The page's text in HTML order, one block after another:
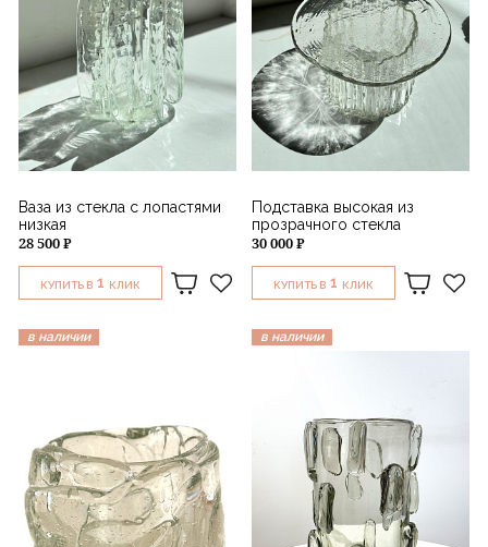
Ваза из стекла с лопастями
низкая
28 500 ₽
КУПИТЬ В 1 КЛИК
Подставка высокая из
прозрачного стекла
30 000 ₽
КУПИТЬ В 1 КЛИК
в наличии в наличии